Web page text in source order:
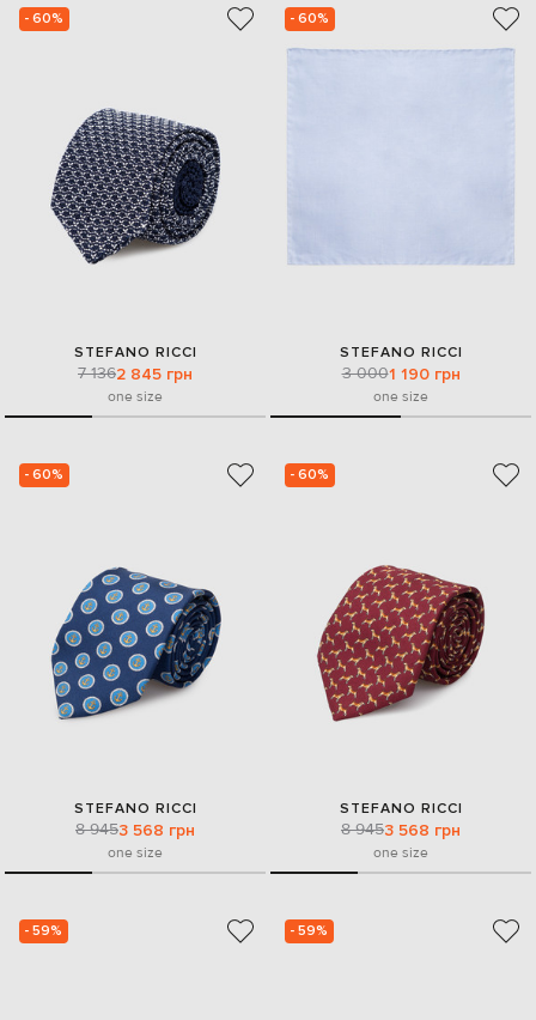
- 60%
STEFANO RICCI
7 1362 845 грн
one size
- 60%
STEFANO RICCI
3 0001 190 грн
one size
- 60%
STEFANO RICCI
8 9453 568 грн
one size
- 60%
STEFANO RICCI
8 9453 568 грн
one size
- 59% - 59%